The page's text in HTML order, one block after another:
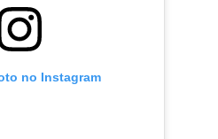
no Instagram